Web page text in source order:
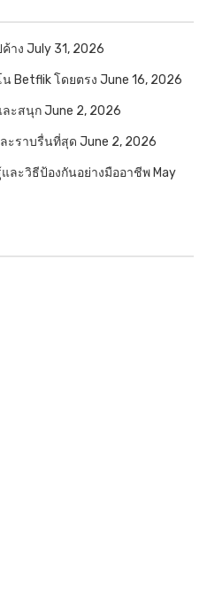
าง July 31, 2026
Betflik โดยตรง June 16, 2026
ละสนุกJune 2, 2026
ะราบรื่นที่สุด June 2, 2026
ละวิธีป้องกันอย่างมืออาชีพ May